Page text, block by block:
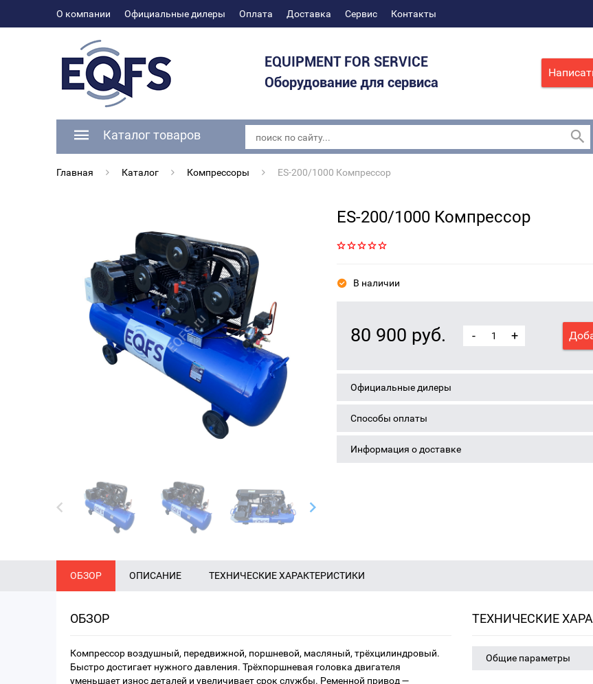
О компании Официальные дилеры Оплата Доставка Сервис Контакты
EQUIPMENT FOR SERVICE
Оборудование для сервиса
Каталог товаров
Главная Каталог Компрессоры ES-200/1000 Компрессор
ES-200/1000 Компрессор
В наличии
80 900 руб. - +
Официальные дилеры
Способы оплаты
Информация о доставке
ОБЗОР ОПИСАНИЕ ТЕХНИЧЕСКИЕ ХАРАКТЕРИСТИКИ
ОБЗОР
Компрессор воздушный, передвижной, поршневой, масляный, трёхцилиндровый.
Быстро достигает нужного давления. Трёхпоршневая головка двигателя
уменьшает износ деталей и увеличивает срок службы. Ременной привод —
ТЕХНИЧЕСКИЕ
Общие параметры